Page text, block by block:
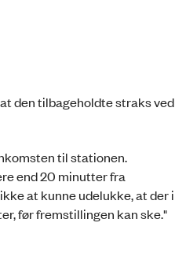
den tilbageholdte straks ved
til stationen.
end 20 minutter fra
at kunne udelukke, at der i
før fremstillingen kan ske."